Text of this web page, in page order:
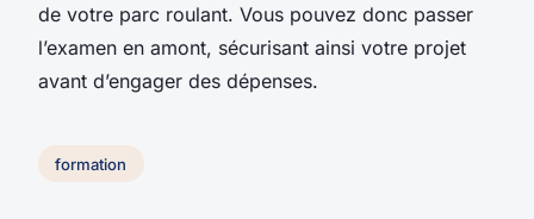
de votre parc roulant. Vous pouvez donc passer
l’examen en amont, sécurisant ainsi votre projet
avant d’engager des dépenses.
formation